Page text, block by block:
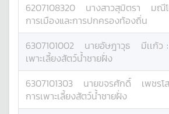
6207108320 นางสาวสุมิตรา มณี
การเมืองและการปกครองท้องถิ่น
6307101002 นายอัษฎาวุธ มีเเก้ว :
เพาะเลี้ยงสัตว์น้ำชายฝั่ง
6307101303 นายขจรศักดิ์ เพชรโ
การเพาะเลี้ยงสัตว์น้ำชายฝั่ง